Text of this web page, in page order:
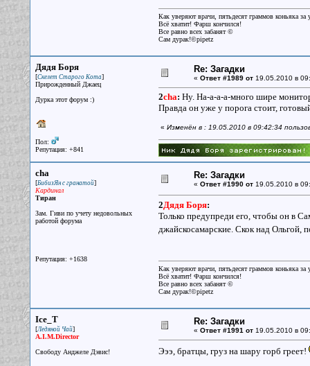
Как уверяют врачи, пятьдесят граммов коньяка
Всё хватит! Фарш кончился!
Все равно всех забанят ©
Сам дурак!©pipetz
Дядя Боря
[Скелет Старого Кота]
Прирожденный Джаец
Дурка этот форум :)
Пол:
Репутация: +841
Re: Загадки
« Ответ #1989 от19.05.2010 в
2cha: Ну. На-а-а-а-много шире
Правда он уже у порога стоит,
« Изменён в : 19.05.2010 в 09:42:34
cha
[БибизЯн с гранатой]
Кардинал
Тиран
Зам. Гиви по учету недовольных
работой форума
Репутация: +1638
Re: Загадки
« Ответ #1990 от19.05.2010 в
2Дядя Боря:
Только предупреди его, чтобы он в
джайскосамарские. Скок над
Как уверяют врачи, пятьдесят граммов коньяка
Всё хватит! Фарш кончился!
Все равно всех забанят ©
Сам дурак!©pipetz
Ice_T
[Ледяной Чай]
A.I.M.Director
Свободу Анджеле Дэвис!
Re: Загадки
« Ответ #1991 от19.05.2010 в
Эээ, братцы, груз на шару горб греет!